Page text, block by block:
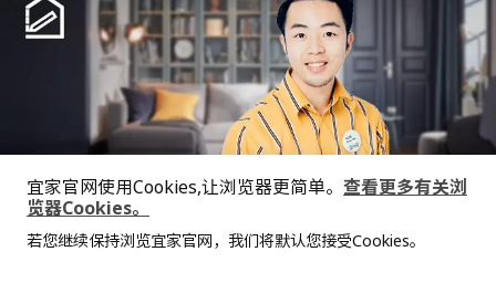
抱歉，该商品在所选地区暂时缺货。
中文 English
© Inter IKEA Systems B.V. 1999-2026
隐私政策
上海工商 沪公网安备 31010402001069号
价格透明，设计专业，现货供应
宜家官网使用Cookies,让浏览器更简单。 查看更多有关浏
览器Cookies。
若您继续保持浏览宜家官网，我们将默认您接受Cookies。